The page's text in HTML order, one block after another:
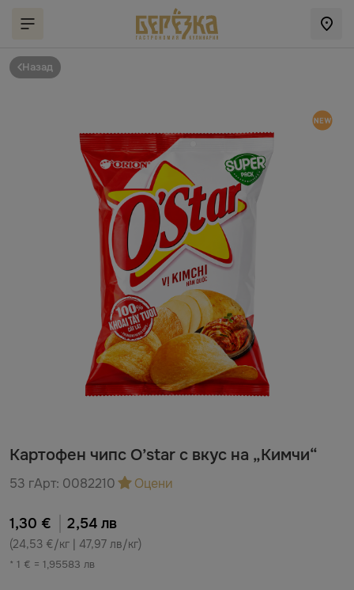
Назад
Картофен чипс O’star с вкус на „Кимчи“
53 гАрт: 0082210 Оцени
1,30 € 2,54 лв
(24,53 €/кг | 47,97 лв/кг)
* 1 € = 1,95583 лв